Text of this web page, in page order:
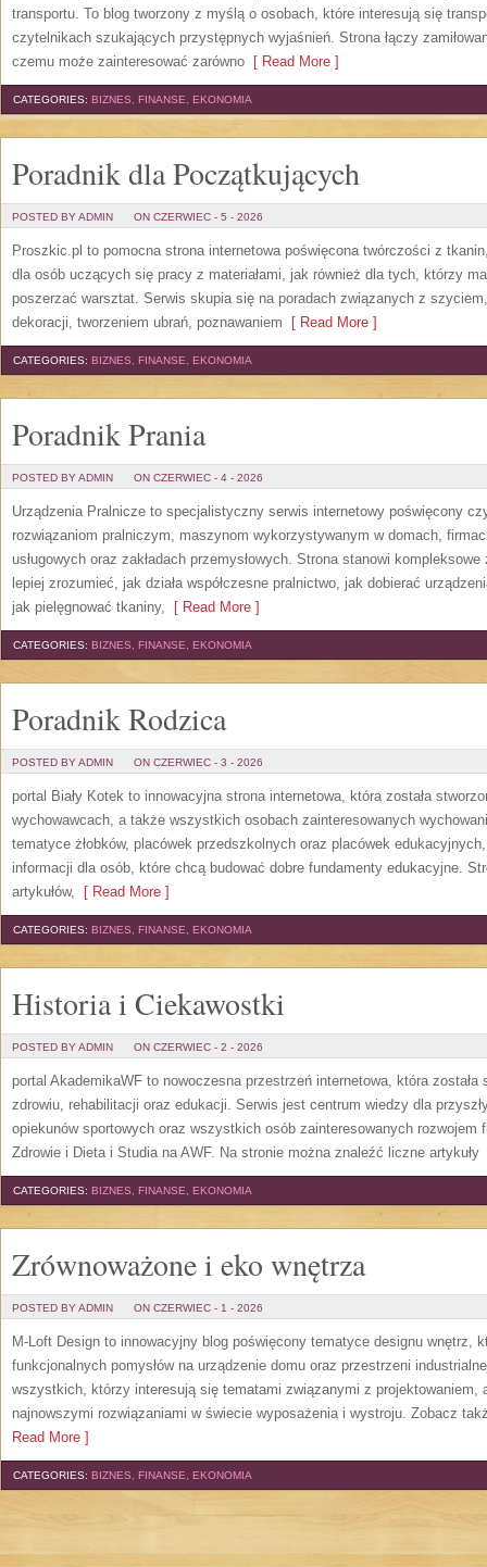
transportu. To blog tworzony z myślą o osobach, które interesują się
czytelnikach szukających przystępnych wyjaśnień. Strona łączy
czemu może zainteresować zarówno [ Read More ]
CATEGORIES: BIZNES, FINANSE, EKONOMIA
Poradnik dla Początkujących
POSTED BY ADMIN ON CZERWIEC - 5 - 2026
Proszkic.pl to pomocna strona internetowa poświęcona twórczości z
dla osób uczących się pracy z materiałami, jak również dla tych, którzy
poszerzać warsztat. Serwis skupia się na poradach związanych z
dekoracji, tworzeniem ubrań, poznawaniem [ Read More ]
CATEGORIES: BIZNES, FINANSE, EKONOMIA
Poradnik Prania
POSTED BY ADMIN ON CZERWIEC - 4 - 2026
Urządzenia Pralnicze to specjalistyczny serwis internetowy poświęcony
rozwiązaniom pralniczym, maszynom wykorzystywanym w domach,
usługowych oraz zakładach przemysłowych. Strona stanowi
lepiej zrozumieć, jak działa współczesne pralnictwo, jak dobierać
jak pielęgnować tkaniny, [ Read More ]
CATEGORIES: BIZNES, FINANSE, EKONOMIA
Poradnik Rodzica
POSTED BY ADMIN ON CZERWIEC - 3 - 2026
portal Biały Kotek to innowacyjna strona internetowa, która została
wychowawcach, a także wszystkich osobach zainteresowanych
tematyce żłobków, placówek przedszkolnych oraz placówek
informacji dla osób, które chcą budować dobre fundamenty edukacyjne.
artykułów, [ Read More ]
CATEGORIES: BIZNES, FINANSE, EKONOMIA
Historia i Ciekawostki
POSTED BY ADMIN ON CZERWIEC - 2 - 2026
portal AkademikaWF to nowoczesna przestrzeń internetowa, która
zdrowiu, rehabilitacji oraz edukacji. Serwis jest centrum wiedzy dla
opiekunów sportowych oraz wszystkich osób zainteresowanych rozwojem
Zdrowie i Dieta i Studia na AWF. Na stronie można znaleźć liczne artykuły
CATEGORIES: BIZNES, FINANSE, EKONOMIA
Zrównoważone i eko wnętrza
POSTED BY ADMIN ON CZERWIEC - 1 - 2026
M-Loft Design to innowacyjny blog poświęcony tematyce designu wnętrz,
funkcjonalnych pomysłów na urządzenie domu oraz przestrzeni
wszystkich, którzy interesują się tematami związanymi z projektowaniem,
najnowszymi rozwiązaniami w świecie wyposażenia i wystroju. Zobacz
Read More ]
CATEGORIES: BIZNES, FINANSE, EKONOMIA